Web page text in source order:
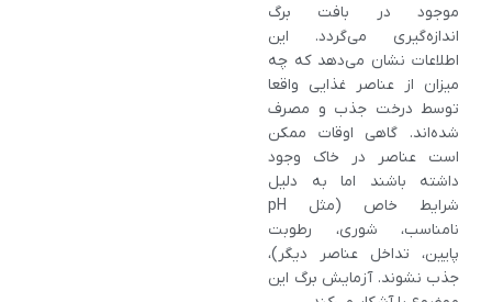
موجود در بافت برگ
اندازه‌گیری می‌گردد. این
اطلاعات نشان می‌دهد که چه
میزان از عناصر غذایی واقعا
توسط درخت جذب و مصرف
شده‌اند. گاهی اوقات ممکن
است عناصر در خاک وجود
داشته باشند اما به دلیل
شرایط خاص (مثل pH
نامناسب، شوری، رطوبت
پایین، تداخل عناصر دیگر)،
جذب نشوند. آزمایش برگ این